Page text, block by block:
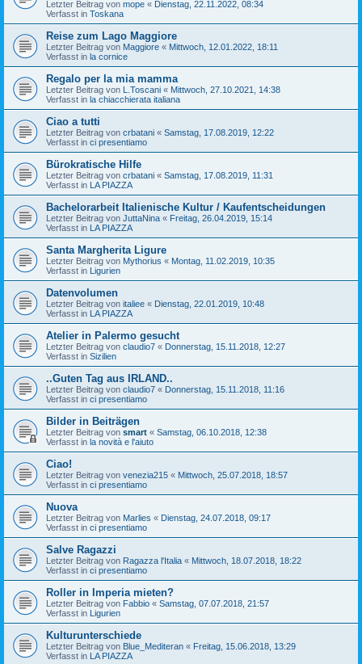
Letzter Beitrag von mope « Dienstag, 22.11.2022, 08:34
Verfasst in Toskana
Reise zum Lago Maggiore
Letzter Beitrag von Maggiore « Mittwoch, 12.01.2022, 18:11
Verfasst in la cornice
Regalo per la mia mamma
Letzter Beitrag von L.Toscani « Mittwoch, 27.10.2021, 14:38
Verfasst in la chiacchierata italiana
Ciao a tutti
Letzter Beitrag von crbatani « Samstag, 17.08.2019, 12:22
Verfasst in ci presentiamo
Bürokratische Hilfe
Letzter Beitrag von crbatani « Samstag, 17.08.2019, 11:31
Verfasst in LA PIAZZA
Bachelorarbeit Italienische Kultur / Kaufentscheidungen
Letzter Beitrag von JuttaNina « Freitag, 26.04.2019, 15:14
Verfasst in LA PIAZZA
Santa Margherita Ligure
Letzter Beitrag von Mythorius « Montag, 11.02.2019, 10:35
Verfasst in Ligurien
Datenvolumen
Letzter Beitrag von italiee « Dienstag, 22.01.2019, 10:48
Verfasst in LA PIAZZA
Atelier in Palermo gesucht
Letzter Beitrag von claudio7 « Donnerstag, 15.11.2018, 12:27
Verfasst in Sizilien
..Guten Tag aus IRLAND..
Letzter Beitrag von claudio7 « Donnerstag, 15.11.2018, 11:16
Verfasst in ci presentiamo
Bilder in Beiträgen
Letzter Beitrag von smart « Samstag, 06.10.2018, 12:38
Verfasst in la novità e l'aiuto
Ciao!
Letzter Beitrag von venezia215 « Mittwoch, 25.07.2018, 18:57
Verfasst in ci presentiamo
Nuova
Letzter Beitrag von Marlies « Dienstag, 24.07.2018, 09:17
Verfasst in ci presentiamo
Salve Ragazzi
Letzter Beitrag von Ragazza l'Italia « Mittwoch, 18.07.2018, 18:22
Verfasst in ci presentiamo
Roller in Imperia mieten?
Letzter Beitrag von Fabbio « Samstag, 07.07.2018, 21:57
Verfasst in Ligurien
Kulturunterschiede
Letzter Beitrag von Blue_Mediteran « Freitag, 15.06.2018, 13:29
Verfasst in LA PIAZZA